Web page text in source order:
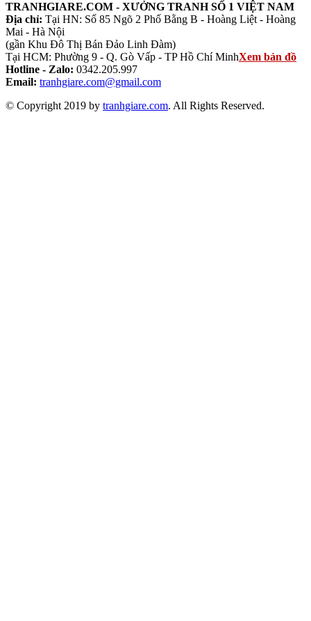
TRANHGIARE.COM - XƯỞNG TRANH SỐ 1 VIỆT NAM
Địa chỉ: Tại HN: Số 85 Ngõ 2 Phố Bằng B - Hoàng Liệt - Hoàng
Mai - Hà Nội
(gần Khu Đô Thị Bán Đảo Linh Đàm)
Tại HCM: Phường 9 - Q. Gò Vấp - TP Hồ Chí MinhXem bản đồ
Hotline - Zalo: 0342.205.997
Email: tranhgiare.com@gmail.com
© Copyright 2019 by tranhgiare.com. All Rights Reserved.